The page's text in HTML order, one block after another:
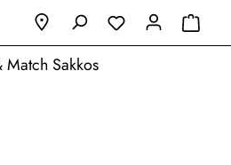
Sakkos